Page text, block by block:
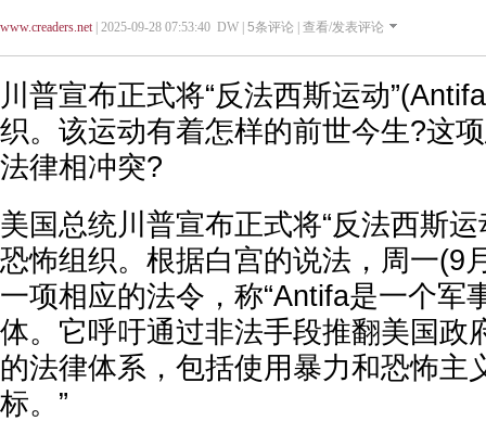
www.creaders.net| 2025-09-28 07:53:40 DW | 5条评论 | 查看/发表评论
川普宣布正式将“反法西斯运动
织。该运动有着怎样的前世今生?这
法律相冲突?
美国总统川普宣布正式将“反法西斯
恐怖组织。根据白宫的说法，周一(9
一项相应的法令，称“Antifa是一个军
体。它呼吁通过非法手段推翻美国政
的法律体系，包括使用暴力和恐怖主
标。”